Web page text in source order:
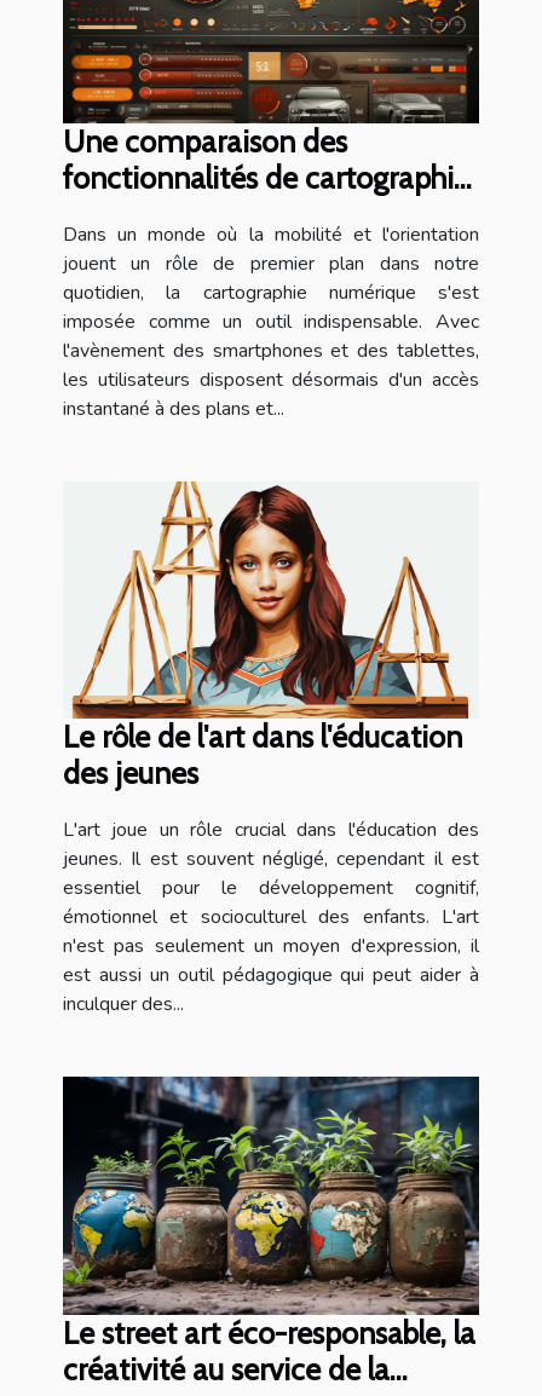
Une comparaison des
fonctionnalités de cartographie
Dans un monde où la mobilité et l'orientation
jouent un rôle de premier plan dans notre
quotidien, la cartographie numérique s'est
imposée comme un outil indispensable. Avec
l'avènement des smartphones et des tablettes,
les utilisateurs disposent désormais d'un accès
instantané à des plans et...
Le rôle de l'art dans l'éducation
des jeunes
L'art joue un rôle crucial dans l'éducation des
jeunes. Il est souvent négligé, cependant il est
essentiel pour le développement cognitif,
émotionnel et socioculturel des enfants. L'art
n'est pas seulement un moyen d'expression, il
est aussi un outil pédagogique qui peut aider à
inculquer des...
Le street art éco-responsable, la
créativité au service de la